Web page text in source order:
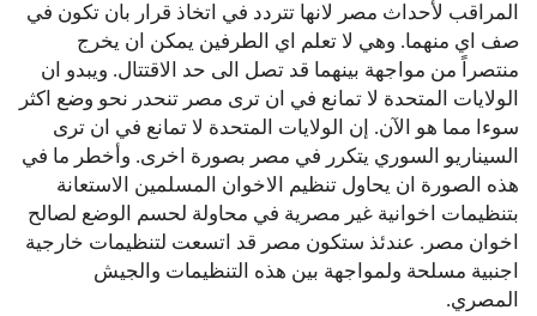
المراقب لأحداث مصر لانها تتردد في اتخاذ قرار بان تكون في
صف اي منهما. وهي لا تعلم اي الطرفين يمكن ان يخرج
منتصراً من مواجهة بينهما قد تصل الى حد الاقتتال. ويبدو ان
الولايات المتحدة لا تمانع في ان ترى مصر تنحدر نحو وضع اكثر
سوءا مما هو الآن. إن الولايات المتحدة لا تمانع في ان ترى
السيناريو السوري يتكرر في مصر بصورة اخرى. وأخطر ما في
هذه الصورة ان يحاول تنظيم الاخوان المسلمين الاستعانة
بتنظيمات اخوانية غير مصرية في محاولة لحسم الوضع لصالح
اخوان مصر. عندئذ ستكون مصر قد اتسعت لتنظيمات خارجية
اجنبية مسلحة ولمواجهة بين هذه التنظيمات والجيش
المصري.